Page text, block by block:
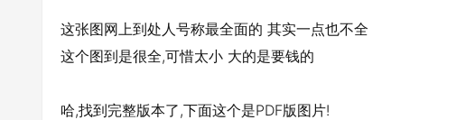
这张图网上到处人号称最全面的 其实一点也不全
这个图到是很全,可惜太小 大的是要钱的
哈,找到完整版本了,下面这个是PDF版图片!